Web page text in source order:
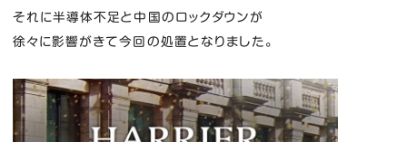
それに半導体不足と中国のロックダウンが
徐々に影響がきて今回の処置となりました。